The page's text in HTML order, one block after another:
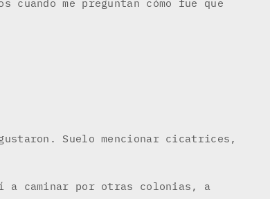
me preguntan cómo fue que
Suelo mencionar cicatrices,
a caminar por otras colonias, a